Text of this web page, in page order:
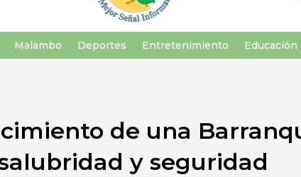
Malambo Deportes Entretenimiento Educación
de una
y seguridad